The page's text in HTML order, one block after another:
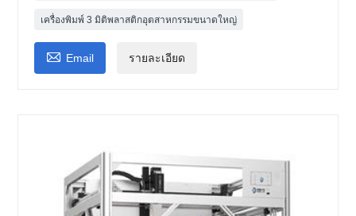
เครื่องพิมพ์ 3 มิติพลาสติกอุตสาหกรรมขนาดใหญ่
 Email รายละเอียด